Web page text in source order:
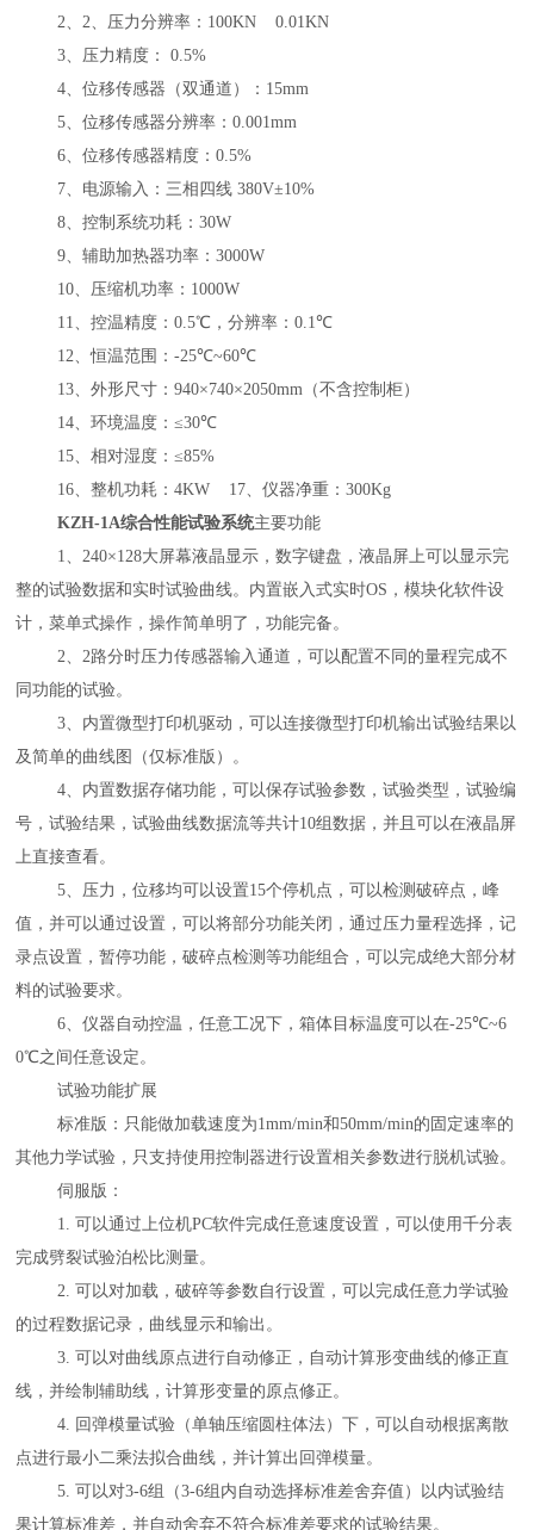
2、2、压力分辨率： 100KN 0.01KN
3、压力精度：0.5%
4、位移传感器（双通道）： 15mm
5、位移传感器分辨率：0.001mm
6、位移传感器精度：0.5%
7、电源输入：三相四线380V±10%
8、控制系统功耗：30W
9、辅助加热器功率：3000W
10、压缩机功率： 1000W
11、控温精度：0.5℃，分辨率：0.1℃
12、恒温范围：-25℃~60℃
13、外形尺寸：940×740×2050mm （不含控制柜）
14、环境温度：≤30℃
15、相对湿度：≤85%
16、整机功耗：4KW 17、仪器净重：300Kg
KZH-1A综合性能试验系统主要功能
1、240×128大屏幕液晶显示，数字键盘，液晶屏上可以显示完
整的试验数据和实时试验曲线。内置嵌入式实时OS ，模块化软件设
计，菜单式操作，操作简单明了，功能完备。
2、2路分时压力传感器输入通道，可以配置不同的量程完成不
同功能的试验。
3、内置微型打印机驱动，可以连接微型打印机输出试验结果以
及简单的曲线图（仅标准版）。
4、内置数据存储功能，可以保存试验参数，试验类型，试验编
号，试验结果，试验曲线数据流等共计10组数据，并且可以在液晶屏
上直接查看。
5、压力，位移均可以设置15个停机点，可以检测破碎点，峰
值，并可以通过设置，可以将部分功能关闭，通过压力量程选择，记
录点设置，暂停功能，破碎点检测等功能组合，可以完成绝大部分材
料的试验要求。
6、仪器自动控温，任意工况下，箱体目标温度可以在-25℃~6
0℃之间任意设定。
试验功能扩展
标准版：只能做加载速度为1mm/min和50mm/min的固定速率的
其他力学试验，只支持使用控制器进行设置相关参数进行脱机试验。
伺服版：
1.可以通过上位机PC软件完成任意速度设置，可以使用千分表
完成劈裂试验泊松比测量。
2.可以对加载，破碎等参数自行设置，可以完成任意力学试验
的过程数据记录，曲线显示和输出。
3.可以对曲线原点进行自动修正，自动计算形变曲线的修正直
线，并绘制辅助线，计算形变量的原点修正。
4. 回弹模量试验（单轴压缩圆柱体法）下，可以自动根据离散
点进行最小二乘法拟合曲线，并计算出回弹模量。
5.可以对3-6组（3-6组内自动选择标准差舍弃值）以内试验结
果计算标准差，并自动舍弃不符合标准差要求的试验结果。